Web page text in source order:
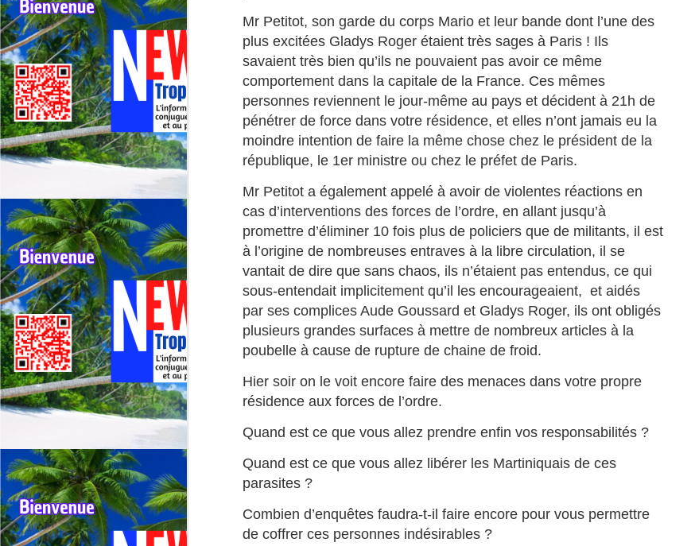
Mr Petitot, son garde du corps Mario et leur bande dont l’une des
plus excitées Gladys Roger étaient très sages à Paris ! Ils
savaient très bien qu’ils ne pouvaient pas avoir ce même
comportement dans la capitale de la France. Ces mêmes
personnes reviennent le jour-même au pays et décident à 21h de
pénétrer de force dans votre résidence, et elles n’ont jamais eu la
moindre intention de faire la même chose chez le président de la
république, le 1er ministre ou chez le préfet de Paris.
Mr Petitot a également appelé à avoir de violentes réactions en
cas d’interventions des forces de l’ordre, en allant jusqu’à
promettre d’éliminer 10 fois plus de policiers que de militants, il est
à l’origine de nombreuses entraves à la libre circulation, il se
vantait de dire que sans chaos, ils n’étaient pas entendus, ce qui
sous-entendait implicitement qu’il les encourageaient, et aidés
par ses complices Aude Goussard et Gladys Roger, ils ont obligés
plusieurs grandes surfaces à mettre de nombreux articles à la
poubelle à cause de rupture de chaine de froid.
Hier soir on le voit encore faire des menaces dans votre propre
résidence aux forces de l’ordre.
Quand est ce que vous allez prendre enfin vos responsabilités ?
Quand est ce que vous allez libérer les Martiniquais de ces
parasites ?
Combien d’enquêtes faudra-t-il faire encore pour vous permettre
de coffrer ces personnes indésirables ?
Le bassiste et contrebassiste martiniquais Michel Alibo, né le 14 avril
1959 à Paris, il passe son enfance entre Martinique et Paris, fait partie
de ces architectes du son dont l’influence dépasse largement les
frontières des Antilles.
JUL
La Martinique: première région de l'outremer à
intégrer la CARICOM.
La Martinique entre dans la cour des grands : membre associé de la
CARICOM, un tournant historique pour l’île et pour la France dans la
Caraïbe.
La Martinique officiellement membre associé de la CARICOM : une
révolution diplomatique et régionale.
La Martinique est devenue, le 16 juin 2026, la première région française
des Antilles-Guyane, à intégrer la CARICOM en tant que membre
associé.
JUL
7
FERNAND NEROR, vainqueur du tour cycliste de
Martinique en 1971.
FERNAND NEROR, vainqueur du tour cycliste de Martinique en 1971.
Reste toujours dans le vélo, Il fonde et dirige un magasin de vente et de
Fernand Néror appartient à cette génération de coureurs qui ont façonné
s’impose dès ses débuts comme l’un des talents les plus prometteurs
de l’Union Cycliste Martiniquaise.
professionnelles.
FANNY MARSOT TOURNE LA PAGE EUROPE 1, ET OUVRE UN